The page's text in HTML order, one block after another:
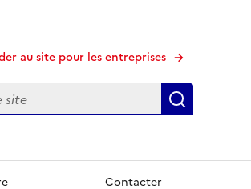
au site pour les entreprises
Contacter